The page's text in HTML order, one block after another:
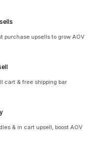
purchase upsells to grow AOV
cart & free shipping bar
& in cart upsell, boost AOV